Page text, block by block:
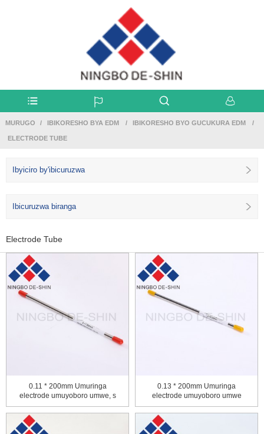
MURUGO IBIKORESHO BYA EDM IBIKORESHO BYO GUCUKURA EDM
ELECTRODE TUBE
Ibyiciro by'ibicuruzwa
Ibicuruzwa biranga
Electrode Tube
0.11 * 200mm Umuringa
electrode umuyoboro umwe, s
...
0.13 * 200mm Umuringa
electrode umuyoboro umwe
umwobo, si ...